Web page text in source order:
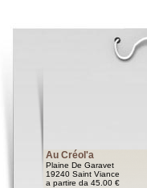
Au Créol'a
Plaine De Garavet
19240 Saint Viance
a partire da 45.00 €